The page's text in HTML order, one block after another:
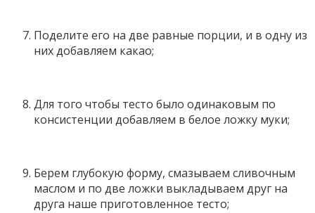
Поделите его на две равные порции, и в одну из
них добавляем какао;
Для того чтобы тесто было одинаковым по
консистенции добавляем в белое ложку муки;
Берем глубокую форму, смазываем сливочным
маслом и по две ложки выкладываем друг на
друга наше приготовленное тесто;